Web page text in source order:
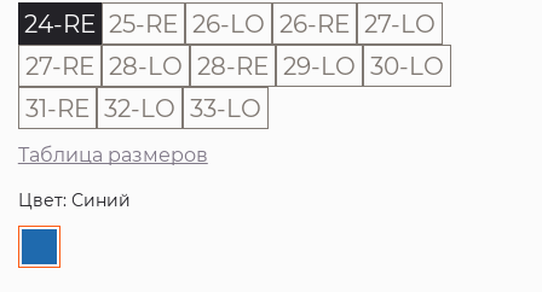
24-RE 25-RE 26-LO 26-RE 27-LO
27-RE 28-LO 28-RE 29-LO 30-LO
31-RE 32-LO 33-LO
Таблица размеров
Цвет: Синий